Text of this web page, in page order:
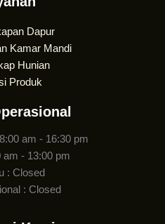
Dapur
Kamar Mandi
Hunian
Produk
am - 16:30 pm
am - 13:00 pm
: Closed
: Closed